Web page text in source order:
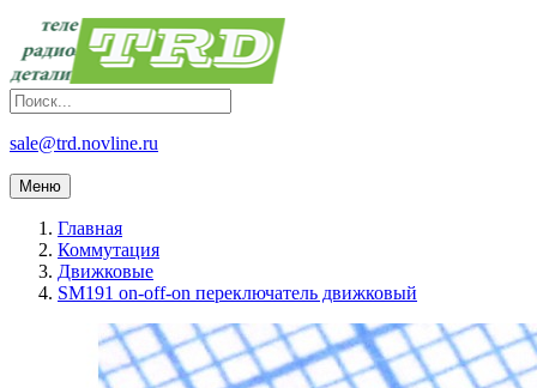
sale@trd.novline.ru
Меню
Главная
Коммутация
Движковые
SM191 on-off-on переключатель движковый